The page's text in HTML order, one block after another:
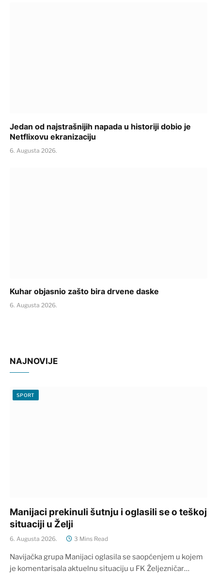
Jedan od najstrašnijih napada u historiji dobio je
Netflixovu ekranizaciju
6. Augusta 2026.
Kuhar objasnio zašto bira drvene daske
6. Augusta 2026.
NAJNOVIJE
SPORT
Manijaci prekinuli šutnju i oglasili se o teškoj
situaciji u Želji
6. Augusta 2026. 3 Mins Read
Navijačka grupa Manijaci oglasila se saopćenjem u kojem
je komentarisala aktuelnu situaciju u FK Željezničar…